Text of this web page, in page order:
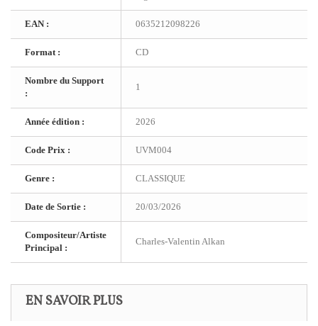
EAN : 0635212098226
Format : CD
Nombre du Support
:
1
Année édition : 2026
Code Prix : UVM004
Genre : CLASSIQUE
Date de Sortie : 20/03/2026
Compositeur/Artiste
Principal :
Charles-Valentin Alkan
EN SAVOIR PLUS